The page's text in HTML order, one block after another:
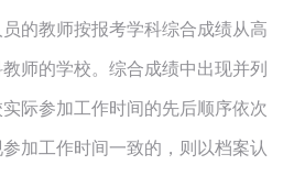
的教师按报考学科综合成绩从高
师的学校。综合成绩中出现并列
际参加工作时间的先后顺序依次
加工作时间一致的，则以档案认